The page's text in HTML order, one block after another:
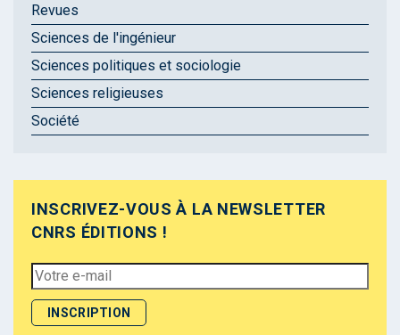
Revues
Sciences de l'ingénieur
Sciences politiques et sociologie
Sciences religieuses
Société
INSCRIVEZ-VOUS À LA NEWSLETTER
CNRS ÉDITIONS !